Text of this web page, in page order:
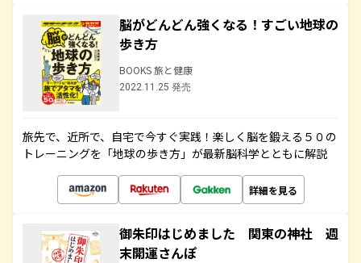
脳がどんどん強くなる！すごい地球の
歩き方
BOOKS 旅と健康
2022.11.25 発売
旅先で、近所で、自宅で今すぐ実践！楽しく脳を鍛える５０の
トレーニングを「地球の歩き方」が最新脳科学とともに解説
詳細を見る
御朱印はじめました 関東の神社 週
末開運さんぽ